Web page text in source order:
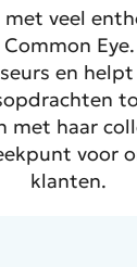
veel
en
met haar
voor
klanten.